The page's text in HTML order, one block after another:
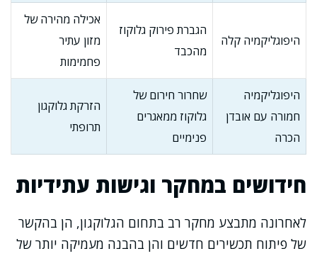
היפוגליקמיה קלה
הגברת פירוק גלוקוז
מהכבד
אכילה מהירה של
מזון עתיר
פחמימות
היפוגליקמיה
חמורה עם אובדן
הכרה
שחרור חירום של
גלוקוז ממאגרים
פנימיים
הזרקת גלוקגון
תרופתי
חידושים במחקר וגישות עתידיות
לאחרונה מתבצע מחקר רב בתחום הגלוקגון, הן בהקשר
של פיתוח תכשירים חדשים והן בהבנה מעמיקה יותר של